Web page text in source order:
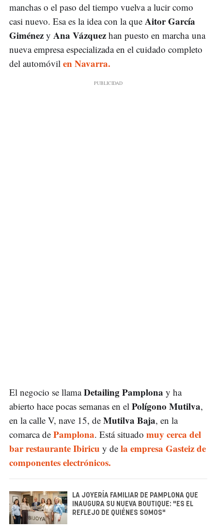
manchas o el paso del tiempo vuelva a lucir como
casi nuevo. Esa es la idea con la que Aitor García
Giménez y Ana Vázquez han puesto en marcha una
nueva empresa especializada en el cuidado completo
del automóvil en Navarra.
El negocio se llamaDetailing Pamplona y ha
abierto hace pocas semanas en el Polígono Mutilva,
en la calle V, nave 15, de Mutilva Baja, en la
comarca de Pamplona. Está situado muy cerca del
bar restaurante Ibiricu y de la empresa Gasteiz de
componentes electrónicos.
LA JOYERÍA FAMILIAR DE PAMPLONA QUE
INAUGURA SU NUEVA BOUTIQUE: "ES EL
REFLEJO DE QUIÉNES SOMOS"